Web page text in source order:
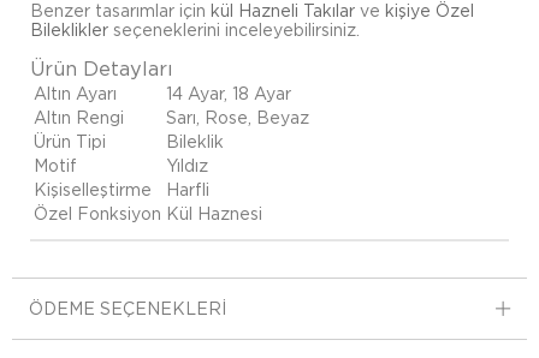
Benzer tasarımlar için kül Hazneli Takılar ve kişiye Özel
Bileklikler seçeneklerini inceleyebilirsiniz.
Ürün Detayları
Altın Ayarı
14 Ayar, 18 Ayar
Altın Rengi
Sarı, Rose, Beyaz
Ürün Tipi
Bileklik
Motif
Yıldız
Kişiselleştirme
Harfli
Özel Fonksiyon Kül Haznesi
ÖDEME SEÇENEKLERI